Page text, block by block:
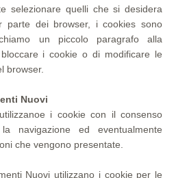
selezionare quelli che si desidera
parte dei browser, i cookies sono
un piccolo paragrafo alla
i cookie o di modificare le
browser.
Nuovi
i cookie con il consenso
navigazione ed eventualmente
che vengono presentate.
Nuovi utilizzano i cookie per le